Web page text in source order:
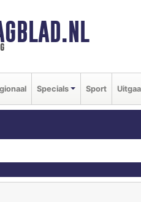
Specials Sport